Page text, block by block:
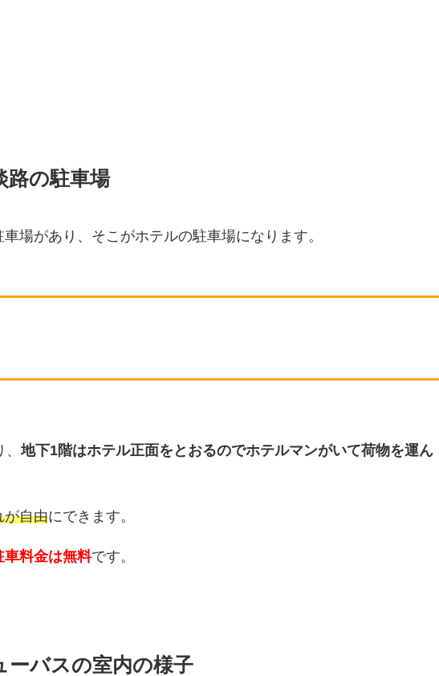
路の駐車場
場があり、そこがホテルの駐車場になります。
、地下1階はホテル正面をとおるのでホテルマンがいて荷物を運ん
が自由にできます。
車料金は無料です。
ーバスの室内の様子